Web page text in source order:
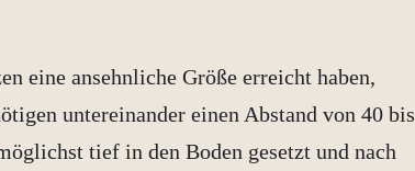
eine ansehnliche Größe erreicht haben,
untereinander einen Abstand von 40 bis
tief in den Boden gesetzt und nach